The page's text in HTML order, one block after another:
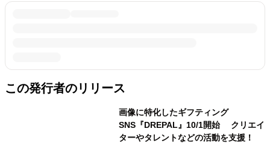
この発行者のリリース
画像に特化したギフティング
SNS『DREPAL』10/1開始 クリエイ
ターやタレントなどの活動を支援！